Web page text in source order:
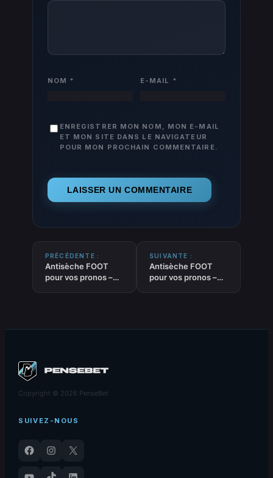
NOM * E-MAIL *
ENREGISTRER MON NOM, MON E-MAIL
ET MON SITE DANS LE NAVIGATEUR
POUR MON PROCHAIN COMMENTAIRE.
PRÉCÉDENTE :
Antisèche FOOT
pour vos pronos –
SUIVANTE :
Antisèche FOOT
pour vos pronos –
Copyright © 2026 PenseBet
SUIVEZ-NOUS
Facebook Instagram
X